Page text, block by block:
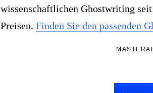
wissenschaftlichen Ghostwriting
Preisen. Finden Sie den passenden